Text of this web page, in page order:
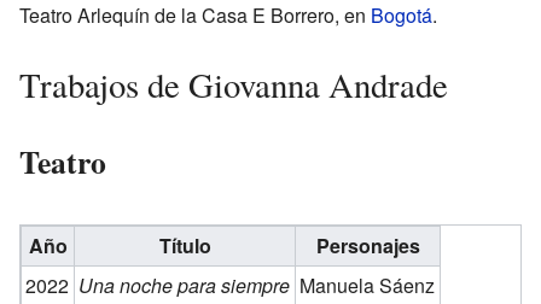
Teatro Arlequín de la Casa E Borrero, en Bogotá.
Trabajos de Giovanna Andrade
Teatro
Año Título
Personajes
2022 Una noche para siempre Manuela Sáenz